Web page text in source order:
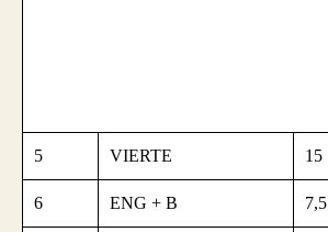
5 VIERTE 15
6 ENG + B 7,5